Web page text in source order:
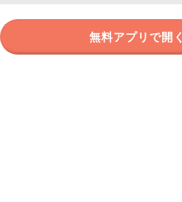
無料アプリで開く